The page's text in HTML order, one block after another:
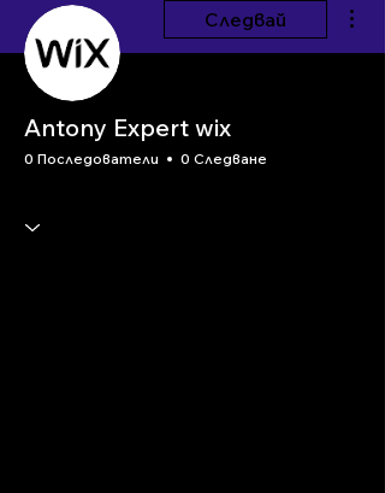
Следвай
Antony Expert wix
0 Последователи 0 Следване